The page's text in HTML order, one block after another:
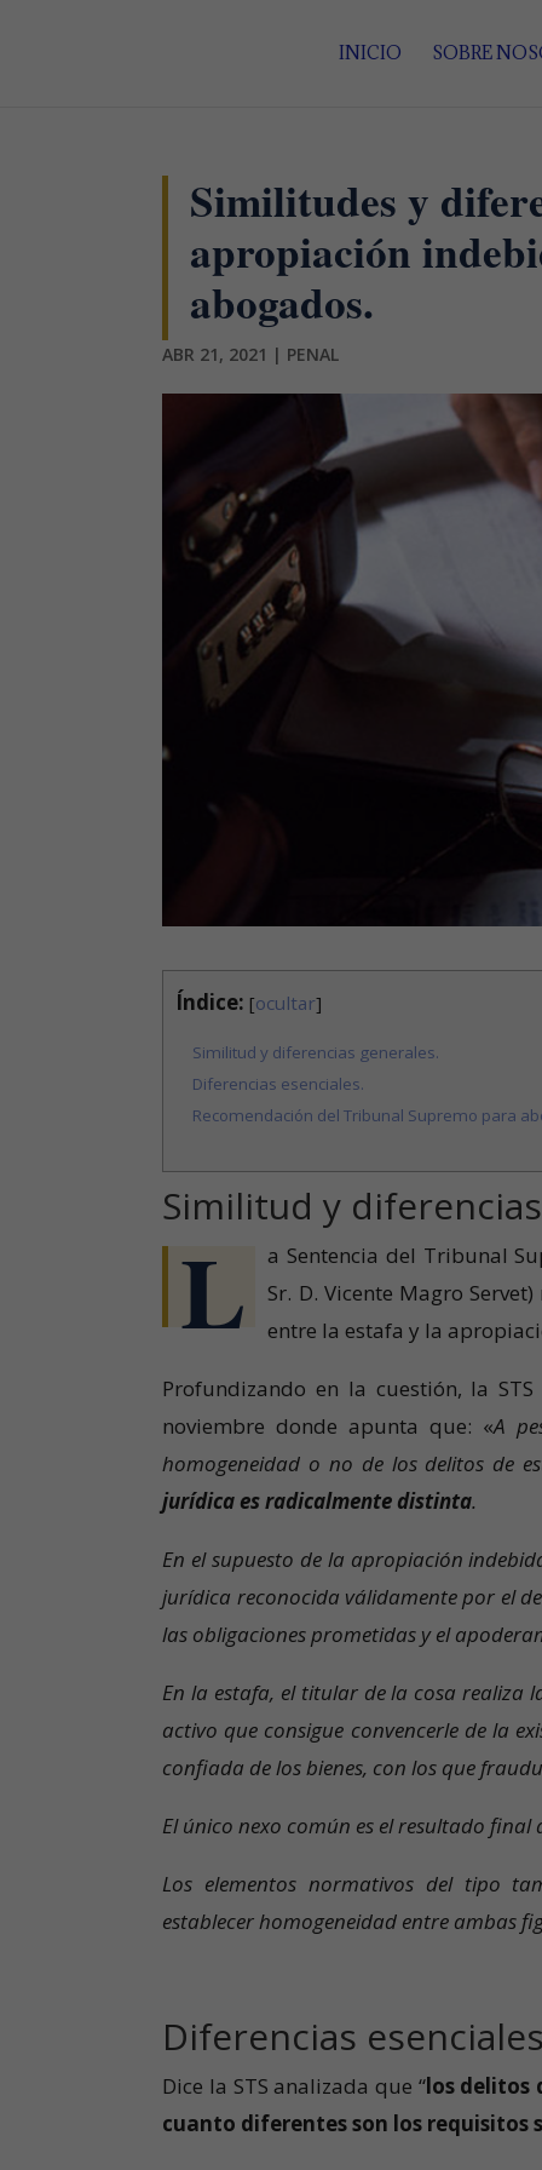
INICIO SOBRE
Similitudes y
apropiación
abogados.
ABR 21, 2021 | PENAL
Índice: [ocultar]
Similitud y diferencias generales.
Diferencias esenciales.
Recomendación del Tribunal Supremo para
Similitud y
L
a Sentencia del Tribunal
Sr. D. Vicente Magro
entre la estafa y la
Profundizando en la cuestión, la
noviembre donde apunta que: «A
homogeneidad o no de los delitos de
jurídica es radicalmente distinta.
En el supuesto de la apropiación
jurídica reconocida válidamente por el
las obligaciones prometidas y el
En la estafa, el titular de la cosa realiza
activo que consigue convencerle de la
confiada de los bienes, con los que
El único nexo común es el resultado
Los elementos normativos del tipo
establecer homogeneidad entre ambas
Diferencias
Dice la STS analizada que “los delitos
cuanto diferentes son los requisitos